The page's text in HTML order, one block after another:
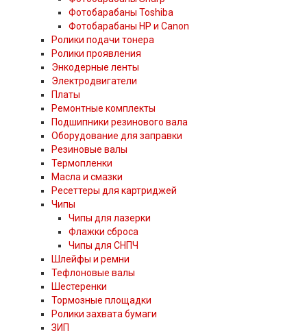
Фотобарабаны Toshiba
Фотобарабаны HP и Canon
Ролики подачи тонера
Ролики проявления
Энкодерные ленты
Электродвигатели
Платы
Ремонтные комплекты
Подшипники резинового вала
Оборудование для заправки
Резиновые валы
Термопленки
Масла и смазки
Ресеттеры для картриджей
Чипы
Чипы для лазерки
Флажки сброса
Чипы для СНПЧ
Шлейфы и ремни
Тефлоновые валы
Шестеренки
Тормозные площадки
Ролики захвата бумаги
ЗИП